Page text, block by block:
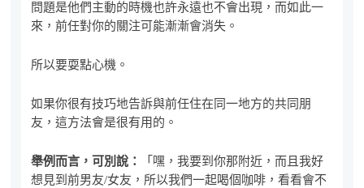
問題是他們主動的時機也許永遠也不會出現，而如此一
來，前任對你的關注可能漸漸會消失。
所以要耍點心機。
如果你很有技巧地告訴與前任住在同一地方的共同朋
友，這方法會是很有用的。
舉例而言，可別說：
「嘿，我要到你那附近，而且我好
想見到前男友/女友，所以我們一起喝個咖啡，看看會不